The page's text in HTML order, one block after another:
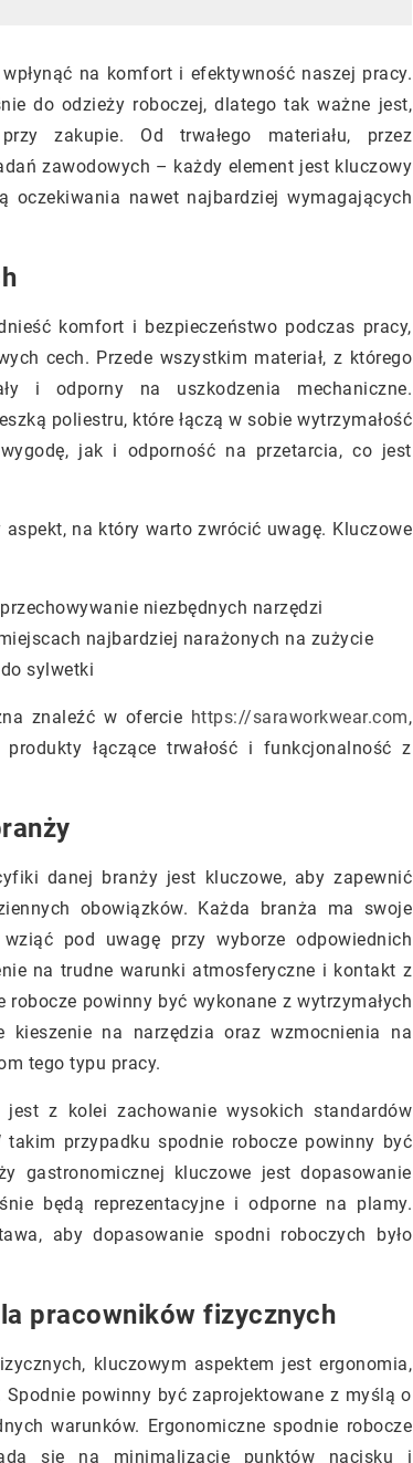
na komfort i efektywność naszej pracy.
do odzieży roboczej, dlatego tak ważne jest,
zakupie. Od trwałego materiału, przez
zawodowych – każdy element jest kluczowy
oczekiwania nawet najbardziej wymagających
komfort i bezpieczeństwo podczas pracy,
cech. Przede wszystkim materiał, z którego
i odporny na uszkodzenia mechaniczne.
poliestru, które łączą w sobie wytrzymałość
jak i odporność na przetarcia, co jest
na który warto zwrócić uwagę. Kluczowe
niezbędnych narzędzi
najbardziej narażonych na zużycie
sylwetki
znaleźć w ofercie https://saraworkwear.com,
łączące trwałość i funkcjonalność z
danej branży jest kluczowe, aby zapewnić
obowiązków. Każda branża ma swoje
pod uwagę przy wyborze odpowiednich
na trudne warunki atmosferyczne i kontakt z
powinny być wykonane z wytrzymałych
kieszenie na narzędzia oraz wzmocnienia na
tego typu pracy.
z kolei zachowanie wysokich standardów
przypadku spodnie robocze powinny być
gastronomicznej kluczowe jest dopasowanie
będą reprezentacyjne i odporne na plamy.
aby dopasowanie spodni roboczych było
pracowników fizycznych
kluczowym aspektem jest ergonomia,
powinny być zaprojektowane z myślą o
warunków. Ergonomiczne spodnie robocze
się na minimalizację punktów nacisku i